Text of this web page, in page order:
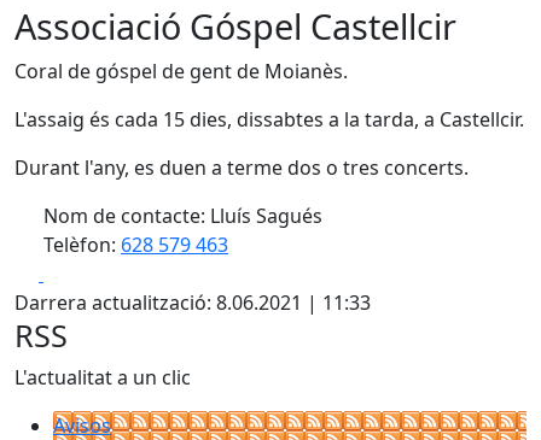
Associació Góspel Castellcir
Coral de góspel de gent de Moianès.
L'assaig és cada 15 dies, dissabtes a la tarda, a Castellcir.
Durant l'any, es duen a terme dos o tres concerts.
Nom de contacte: Lluís Sagués
Telèfon: 628 579 463
Darrera actualització: 8.06.2021 | 11:33
RSS
L'actualitat a un clic
Avisos